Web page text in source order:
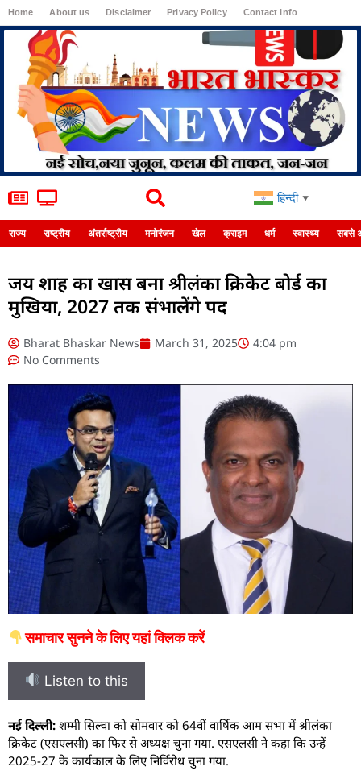
Home About us Disclaimer Privacy Policy Contact Info
हिन्दी ▼
राज्य राष्ट्रीय अंतर्राष्ट्रीय मनोरंजन खेल क्राइम धर्म स्वास्थ्य सबसे
जय शाह का खास बना श्रीलंका क्रिकेट बोर्ड का
मुखिया, 2027 तक संभालेंगे पद
Bharat Bhaskar News March 31, 2025
4:04 pm
No Comments
समाचार सुनने के लिए यहां क्लिक करें
Listen to this
नई दिल्ली: शम्मी सिल्वा को सोमवार को 64वीं वार्षिक आम सभा में श्रीलंका
क्रिकेट (एसएलसी) का फिर से अध्यक्ष चुना गया. एसएलसी ने कहा कि उन्हें
2025-27 के कार्यकाल के लिए निर्विरोध चुना गया.